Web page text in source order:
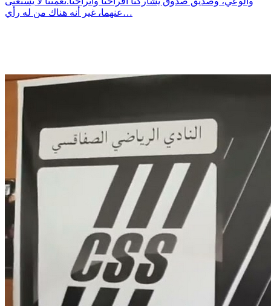
عنهما، غير أنه هناك من له رأي…